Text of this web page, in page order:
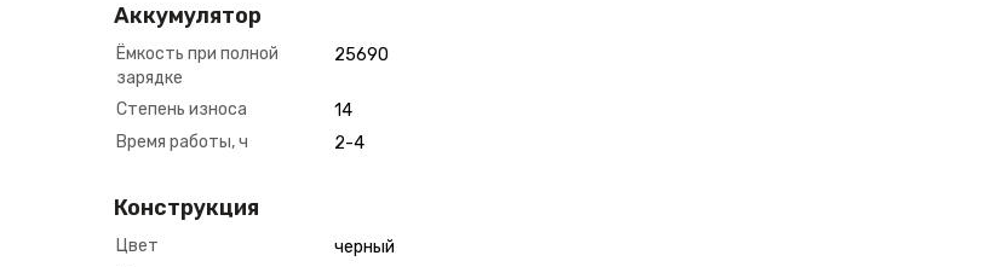
Аккумулятор
Ёмкость при полной
зарядке
25690
Степень износа
14
Время работы, ч
2-4
Конструкция
Цвет
черный